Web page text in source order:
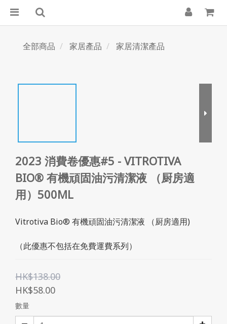
全部商品 家居產品 家居清潔產品
2023 消費卷優惠#5 - VITROTIVA
BIO® 有機頑固油污清潔液 （厨房適
用）500ML
Vitrotiva Bio® 有機頑固油污清潔液 （厨房適用)
（此優惠不包括在免費運費系列）
HK$138.00
HK$58.00
數量